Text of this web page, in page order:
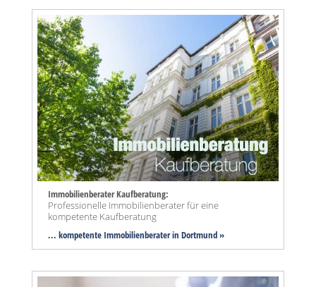
Immobilienberater Kaufberatung:
Professionelle Immobilienberater für eine
kompetente Kaufberatung
... kompetente Immobilienberater in Dortmund »